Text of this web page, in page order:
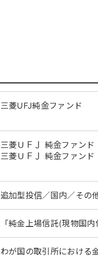
三菱UFJ純金ファンド
三菱ＵＦＪ 純金ファンド
三菱ＵＦＪ 純金ファンド
追加型投信／国内／その
「純金上場信託(現物国
わが国の取引所における